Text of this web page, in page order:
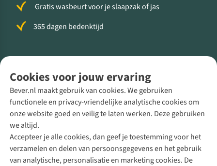
Cookies voor jouw ervaring
Bever.nl maakt gebruik van cookies. We gebruiken
functionele en privacy-vriendelijke analytische cookies om
onze website goed en veilig te laten werken. Deze gebruiken
we altijd.
Accepteer je alle cookies, dan geef je toestemming voor het
verzamelen en delen van persoonsgegevens en het gebruik
van analytische, personalisatie en marketing cookies. De
Gratis wasbeurt voor je slaapzak of jas
365 dagen bedenktijd
Direct advies van een Buitenexpert
+31 (0)85 888 50 88
+31 6 12 28 49 80